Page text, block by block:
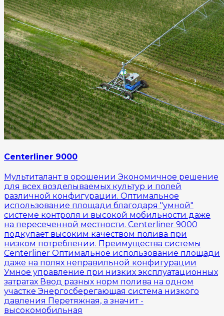
Centerliner 9000
Мультиталант в орошении Экономичное решение
для всех возделываемых культур и полей
различной конфигурации. Оптимальное
использование площади благодаря "умной"
системе контроля и высокой мобильности даже
на пересеченной местности. Centerliner 9000
подкупает высоким качеством полива при
низком потреблении. Преимущества системы
Centerliner Оптимальное использование площади
даже на полях неправильной конфигурации
Умное управление при низких эксплуатационных
затратах Ввод разных норм полива на одном
участке Энергосберегающая система низкого
давления Перетяжная, а значит -
высокомобильная